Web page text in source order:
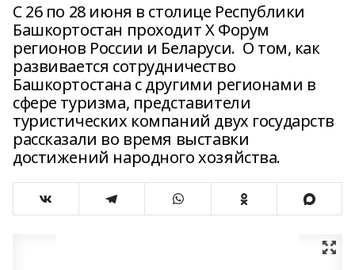
С 26 по 28 июня в столице Республики
Башкортостан проходит X Форум
регионов России и Беларуси. О том, как
развивается сотрудничество
Башкортостана с другими регионами в
сфере туризма, представители
туристических компаний двух государств
рассказали во время выставки
достижений народного хозяйства.